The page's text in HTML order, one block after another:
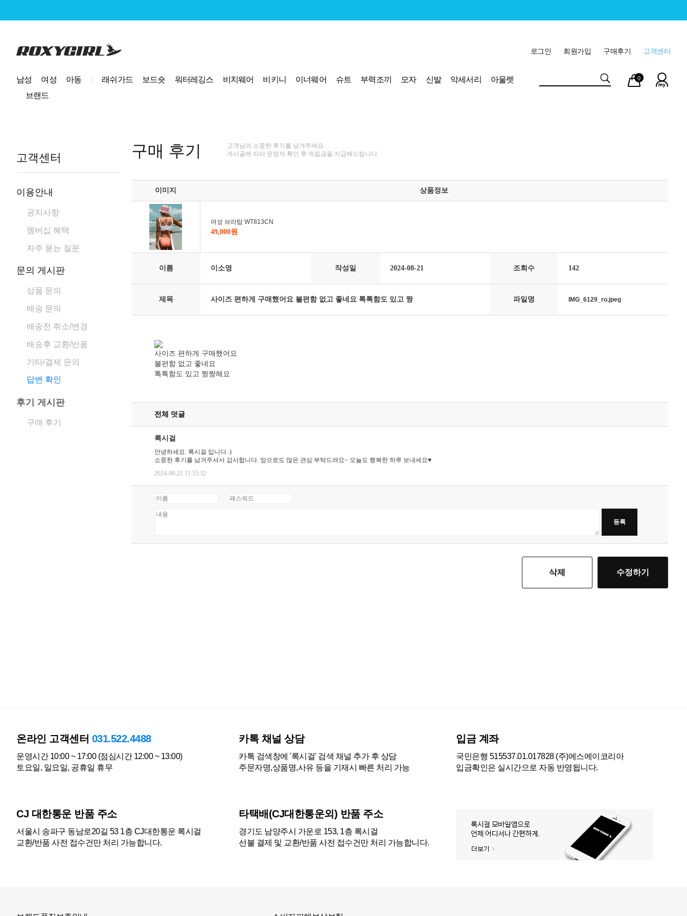
로고 고객센터
구매후기
회원가입
로그인
남성 여성 아동 래쉬가드 보드숏 워터레깅스 비치웨어 비키니 이너웨어 슈트 부력조끼 모자 신발 악세서리
아울렛
브랜드
마이
페이
장바
구니
0
고객센터
이용안내
공지사항
멤버십 혜택
자주 묻는 질문
문의 게시판
상품 문의
배송 문의
배송전 취소/변경
배송후 교환/반품
기타/결제 문의
답변 확인
후기 게시판
구매 후기
구매 후기
고객님의 소중한 후기를 남겨주세요.
게시글에 따라 운영자 확인 후 적립금을 지급해드립니다.
이미지 상품정보
여성 브라탑 WT813CN
49,000원
이름 이소영 작성일 2024-08-21 조회수 142
제목 사이즈 편하게 구매했어요 불편함 없고 좋네요 톡톡함도 있고 짱 파일명 IMG_6129_ro.jpeg
사이즈 편하게 구매했어요
불편함 없고 좋네요
톡톡함도 있고 짱짱해요
전체 덧글
록시걸
안녕하세요. 록시걸 입니다 :)
소중한 후기를 남겨주셔서 감사합니다. 앞으로도 많은 관심 부탁드려요~ 오늘도 행복한 하루 보내세요♥
2024-08-21 11:55:32
등록
삭제 수정하기
온라인 고객센터 031.522.4488
운영시간 10:00 ~ 17:00 (점심시간 12:00 ~ 13:00)
토요일, 일요일, 공휴일 휴무
카톡 채널 상담
카톡 검색창에 '록시걸' 검색 채널 추가 후 상담
주문자명,상품명,사유 등을 기재시 빠른 처리 가능
입금 계좌
국민은행 515537.01.017828 (주)에스에이코리아
입금확인은 실시간으로 자동 반영됩니다.
CJ 대한통운 반품 주소
서울시 송파구 동남로20길 53 1층 CJ대한통운 록시걸
교환/반품 사전 접수건만 처리 가능합니다.
타택배(CJ대한통운외) 반품 주소
경기도 남양주시 가운로 153, 1층 록시걸
선불 결제 및 교환/반품 사전 접수건만 처리 가능합니다.